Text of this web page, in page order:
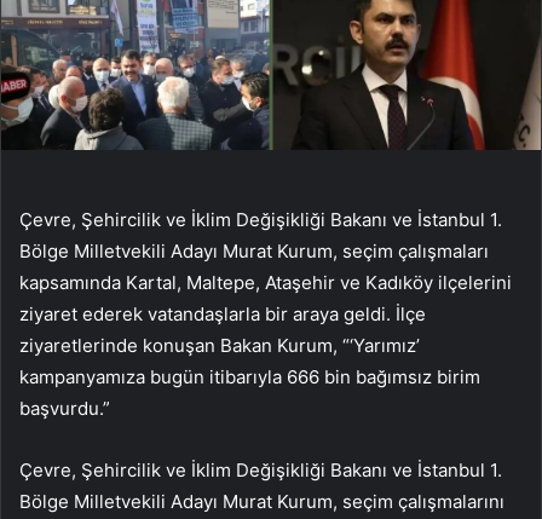
Çevre, Şehircilik ve İklim Değişikliği Bakanı ve İstanbul 1.
Bölge Milletvekili Adayı Murat Kurum, seçim çalışmaları
kapsamında Kartal, Maltepe, Ataşehir ve Kadıköy ilçelerini
ziyaret ederek vatandaşlarla bir araya geldi. İlçe
ziyaretlerinde konuşan Bakan Kurum, “‘Yarımız’
kampanyamıza bugün itibarıyla 666 bin bağımsız birim
başvurdu.”
Çevre, Şehircilik ve İklim Değişikliği Bakanı ve İstanbul 1.
Bölge Milletvekili Adayı Murat Kurum, seçim çalışmalarını